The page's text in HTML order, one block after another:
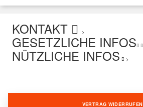
KONTAKT >
GESETZLICHE INFOS
NÜTZLICHE INFOS >
VERTRAG WIDERRUFEN